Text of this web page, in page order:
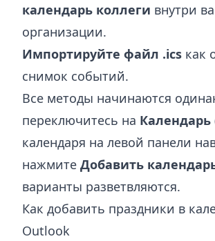
календарь коллеги внутри
организации.
Импортируйте файл .ics как
снимок событий.
Все методы начинаются
переключитесь на Календарь
календаря на левой панели
нажмите Добавить
варианты разветвляются.
Как добавить праздники в
Outlook